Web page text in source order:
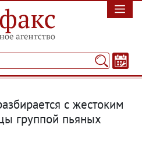
с жестоким
группой пьяных